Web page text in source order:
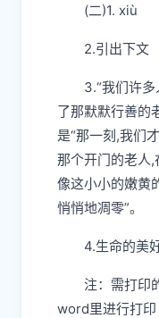
(二)1. xiù
2.引出下文
3.“我们许
了那默默行善的
是“那一刻,我们
那个开门的老人
像这小小的嫩黄
悄悄地凋零”。
4.生命的美
注：需打印
word里进行打